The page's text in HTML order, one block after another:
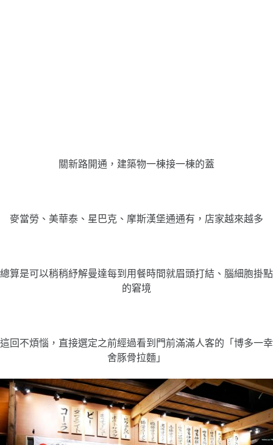
關新路開通，建築物一棟接一棟的蓋
麥當勞、美華泰、星巴克、摩斯漢堡通通有，店家越來越多
總算是可以稍稍紓解曼達每到用餐時間就眉頭打結、腦細胞掛點
的窘境
這回不煩惱，直接選定之前經過看到門前滿滿人客的「博多一幸
舍豚骨拉麵」